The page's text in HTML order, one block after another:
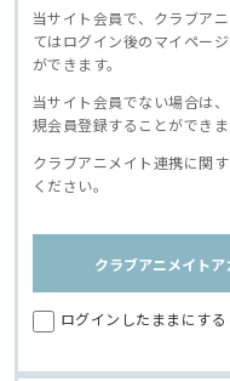
当サイト会員で、クラブア
てはログイン後のマイペー
ができます。
当サイト会員でない場合は
規会員登録することができま
クラブアニメイト連携に関
ください。
クラブアニメイト
ログインしたままにする